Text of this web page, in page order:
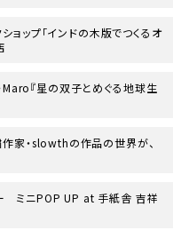
ョップ「インドの木版でつくるオ
『星の双子とめぐる地球生
家・slowthの作品の世界が、
ー ミニPOP UP at 手紙舎 吉祥